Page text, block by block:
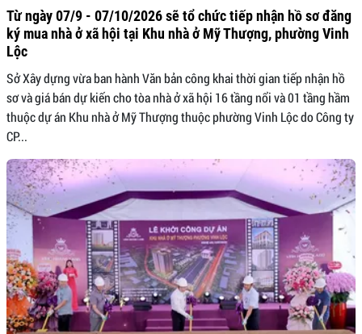
Từ ngày 07/9 - 07/10/2026 sẽ tổ chức tiếp nhận hồ sơ đăng
ký mua nhà ở xã hội tại Khu nhà ở Mỹ Thượng, phường Vinh
Lộc
Sở Xây dựng vừa ban hành Văn bản công khai thời gian tiếp nhận hồ
sơ và giá bán dự kiến cho tòa nhà ở xã hội 16 tầng nổi và 01 tầng hầm
thuộc dự án Khu nhà ở Mỹ Thượng thuộc phường Vinh Lộc do Công ty
CP...